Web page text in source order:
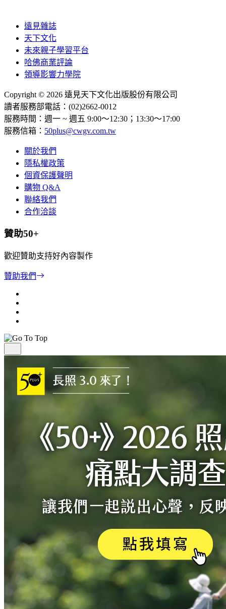
遠見雜誌
天下文化
未來親子學習平台
哈佛商業評論
領導影響力學院
Copyright © 2026 遠見天下文化出版股份有限公司
讀者服務部電話：(02)2662-0012
服務時間：週一 ~ 週五 9:00～12:30；13:30～17:00
服務信箱： 50plus@cwgv.com.tw
關於我們
隱私權政策
個資保護聲明
購物 Q&A
聯絡我們
合作洽談
贊助50+
歡迎贊助支持好內容製作
贊助我們